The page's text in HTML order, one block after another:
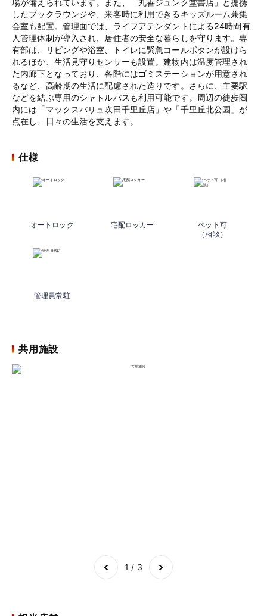
場が備えられています。また、「丸善ジュンク堂書店」と提携
したブックラウンジや、来客時に利用できるキッズルーム兼集
会室も配置。管理面では、ライフアテンダントによる24時間有
人管理体制が導入され、居住者の安全な暮らしを守ります。専
有部は、リビングや浴室、トイレに緊急コールボタンが設けら
れるほか、生活見守りセンサーも設置。建物内は温度管理され
た内廊下となっており、各階にはゴミステーションが用意され
るなど、高齢期の生活に配慮された造りです。さらに、主要駅
などを結ぶ専用のシャトルバスも利用可能です。周辺の徒歩圏
内には「マックスバリュ吹田千里丘店」や「千里丘北公園」が
点在し、日々の生活を支えます。
仕様
オートロック 宅配ロッカー
ペット可
（相談）
管理員常駐
共用施設
1 / 3